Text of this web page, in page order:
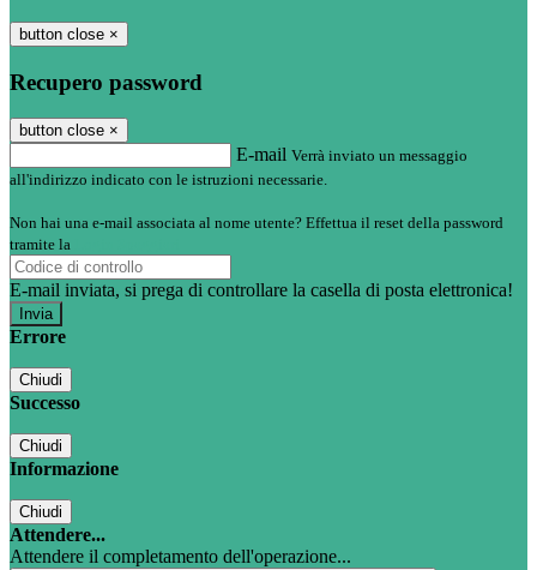
button close ×
Recupero password
button close ×
E-mail Verrà inviato un messaggio
all'indirizzo indicato con le istruzioni necessarie.
Non hai una e-mail associata al nome utente? Effettua il reset della password
tramite la
E-mail inviata, si prega di controllare la casella di posta elettronica!
Errore
Chiudi
Successo
Chiudi
Informazione
Chiudi
Attendere...
Attendere il completamento dell'operazione...